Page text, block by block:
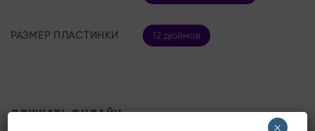
РАЗМЕР ПЛАСТИНКИ 12 дюймов
СЛУШАТЬ ОНЛАЙН:
×